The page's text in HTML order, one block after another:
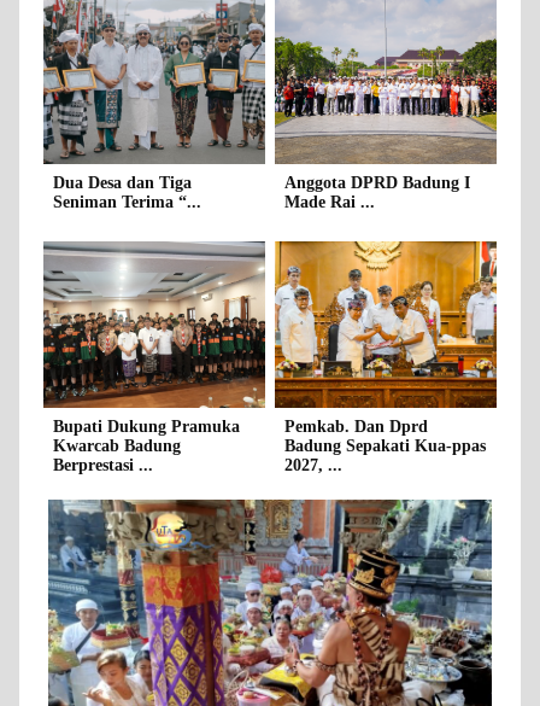
Dua Desa dan Tiga
Seniman Terima “...
Anggota DPRD Badung I
Made Rai ...
Bupati Dukung Pramuka
Kwarcab Badung
Berprestasi ...
Pemkab. Dan Dprd
Badung Sepakati Kua-ppas
2027, ...